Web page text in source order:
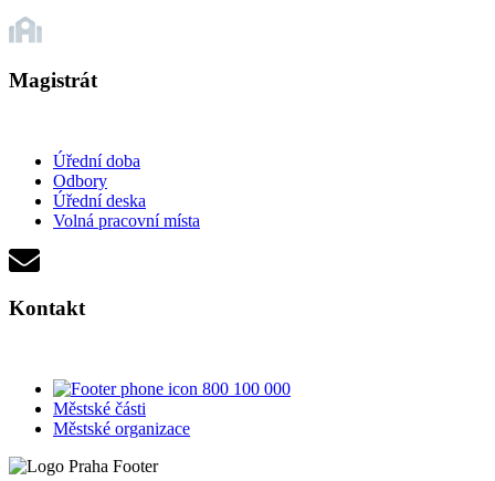
Magistrát
Úřední doba
Odbory
Úřední deska
Volná pracovní místa
Kontakt
800 100 000
Městské části
Městské organizace